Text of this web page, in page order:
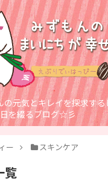
の元気とキレイを探求す
日を綴るブログ☆彡
ー スキンケア
覧